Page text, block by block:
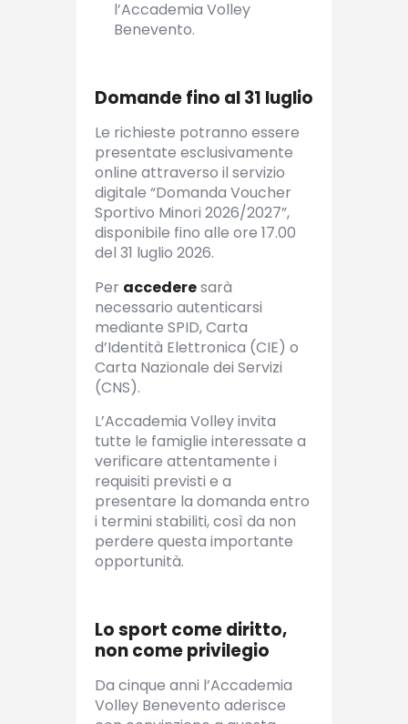
l’Accademia Volley
Benevento.
Domande fino al 31 luglio
Le richieste potranno essere
presentate esclusivamente
online attraverso il servizio
digitale “Domanda Voucher
Sportivo Minori 2026/2027”,
disponibile fino alle ore 17.00
del 31 luglio 2026.
Per accederesarà
necessario autenticarsi
mediante SPID, Carta
d’Identità Elettronica (CIE) o
Carta Nazionale dei Servizi
(CNS).
L’Accademia Volley invita
tutte le famiglie interessate a
verificare attentamente i
requisiti previsti e a
presentare la domanda entro
i termini stabiliti, così da non
perdere questa importante
opportunità.
Lo sport come diritto,
non come privilegio
Da cinque anni l’Accademia
Volley Benevento aderisce